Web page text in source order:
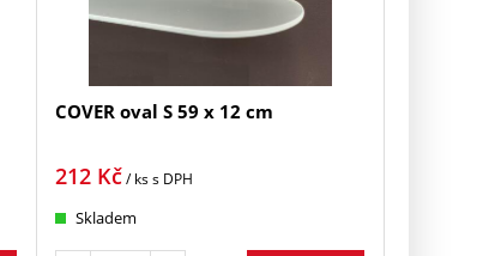
COVER oval S 59 x 12 cm
212 Kč/ kss DPH
Skladem